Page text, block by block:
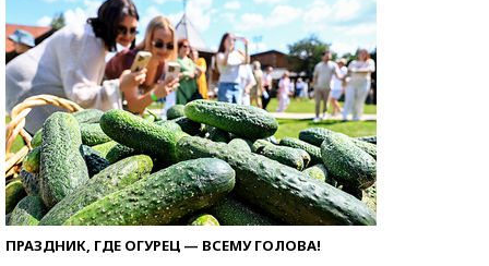
ПРАЗДНИК, ГДЕ ОГУРЕЦ — ВСЕМУ ГОЛОВА!